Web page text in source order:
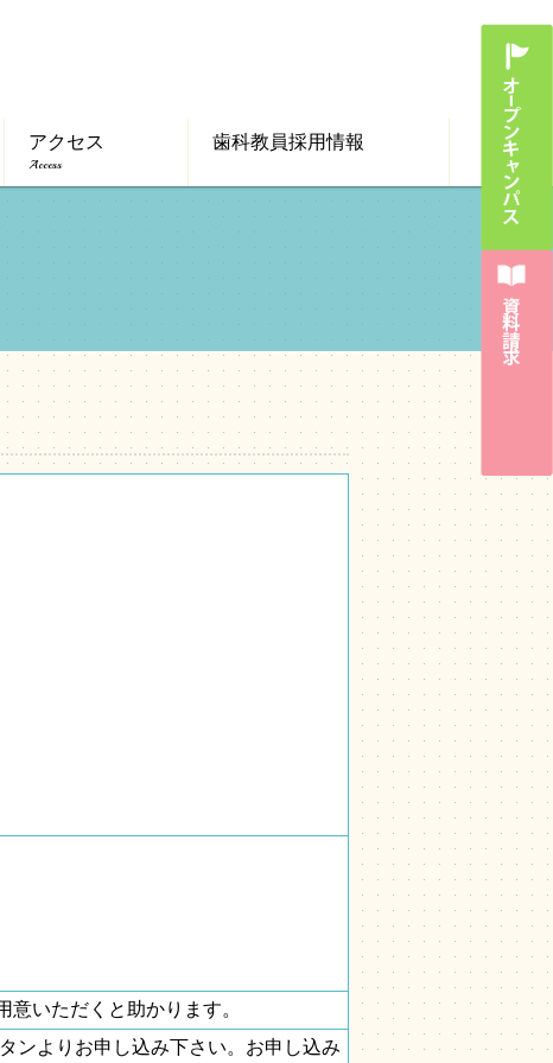
アクセス
Access
歯科教員採用情報
いただくと助かります。
ンよりお申し込み下さい。お申し込み